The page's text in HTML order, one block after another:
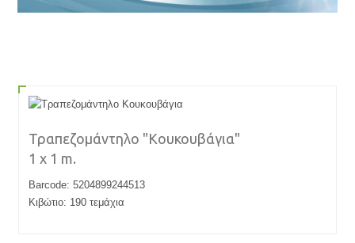
Τραπεζομάντηλο "Κουκουβάγια"
1 x 1 m.
Barcode: 5204899244513
Κιβώτιο: 190 τεμάχια